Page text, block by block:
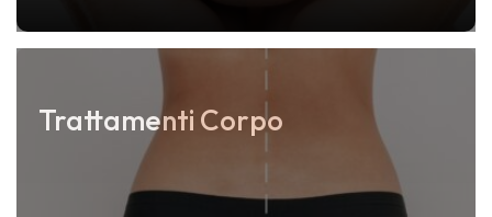
Trattamenti Corpo